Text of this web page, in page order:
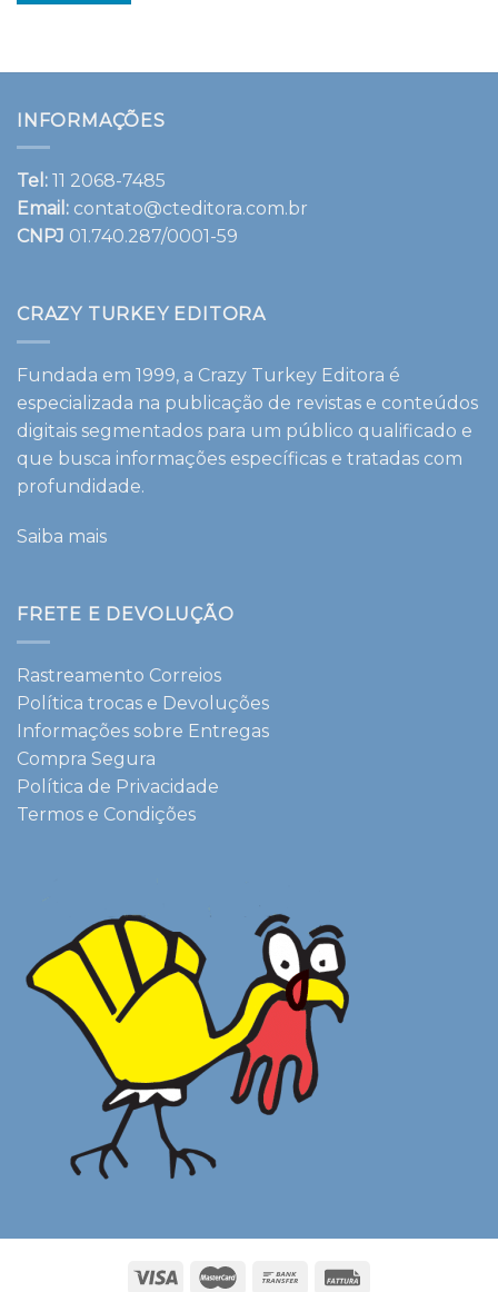
INFORMAÇÕES
Tel: 11 2068-7485
Email: contato@cteditora.com.br
CNPJ 01.740.287/0001-59
CRAZY TURKEY EDITORA
Fundada em 1999, a Crazy Turkey Editora é
especializada na publicação de revistas e conteúdos
digitais segmentados para um público qualificado e
que busca informações específicas e tratadas com
profundidade.
Saiba mais
FRETE E DEVOLUÇÃO
Rastreamento Correios
Política trocas e Devoluções
Informações sobre Entregas
Compra Segura
Política de Privacidade
Termos e Condições